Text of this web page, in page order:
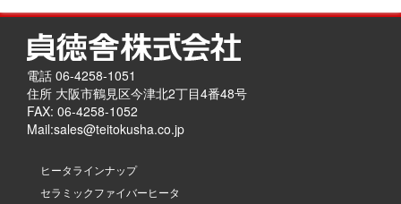
電話 06-4258-1051
住所 大阪市鶴見区今津北2丁目4番48号
FAX: 06-4258-1052
Mail:sales@teitokusha.co.jp
ヒータラインナップ
セラミックファイバーヒータ